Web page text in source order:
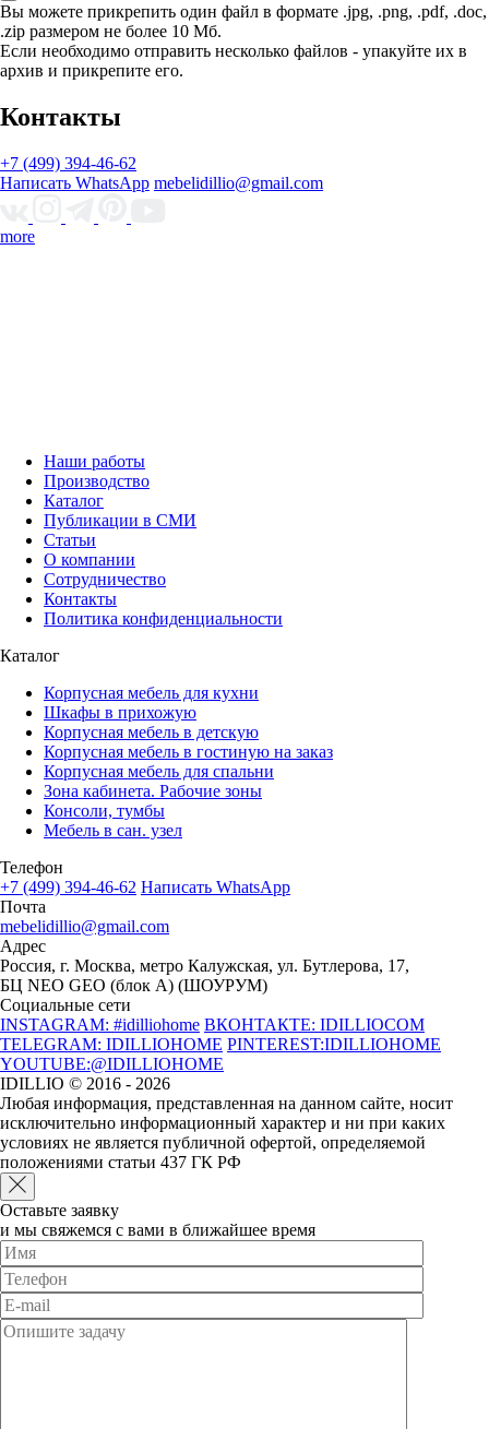
Вы можете прикрепить один файл в формате .jpg, .png, .pdf, .doc,
.zip размером не более 10 Мб.
Если необходимо отправить несколько файлов - упакуйте их в
архив и прикрепите его.
Контакты
+7 (499) 394-46-62
Написать WhatsApp mebelidillio@gmail.com
more
Наши работы
Производство
Каталог
Публикации в СМИ
Статьи
О компании
Сотрудничество
Контакты
Политика конфиденциальности
Каталог
Корпусная мебель для кухни
Шкафы в прихожую
Корпусная мебель в детскую
Корпусная мебель в гостиную на заказ
Корпусная мебель для спальни
Зона кабинета. Рабочие зоны
Консоли, тумбы
Мебель в сан. узел
Телефон
+7 (499) 394-46-62 Написать WhatsApp
Почта
mebelidillio@gmail.com
Адрес
Россия, г. Москва, метро Калужская, ул. Бутлерова, 17,
БЦ NEO GEO (блок А) (ШОУРУМ)
Социальные сети
INSTAGRAM: #idilliohome ВКОНТАКТЕ: IDILLIOCOM
TELEGRAM: IDILLIOHOME PINTEREST:IDILLIOHOME
YOUTUBE:@IDILLIOHOME
IDILLIO © 2016 - 2026
Любая информация, представленная на данном сайте, носит
исключительно информационный характер и ни при каких
условиях не является публичной офертой, определяемой
положениями статьи 437 ГК РФ
Оставьте заявку
и мы свяжемся с вами в ближайшее время